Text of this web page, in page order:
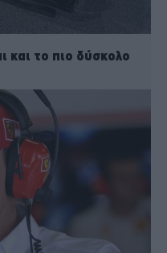
και το πιο δύσκολο